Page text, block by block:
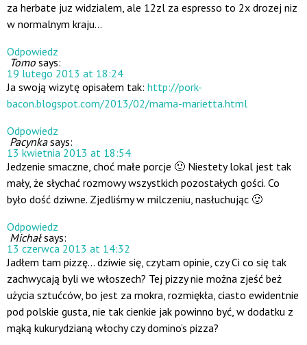
za herbate juz widzialem, ale 12zl za espresso to 2x drozej niz
w normalnym kraju…
Odpowiedz
Tomo says:
19 lutego 2013 at 18:24
Ja swoją wizytę opisałem tak: http://pork-
bacon.blogspot.com/2013/02/mama-marietta.html
Odpowiedz
Pacynka says:
13 kwietnia 2013 at 18:54
Jedzenie smaczne, choć małe porcje 🙂 Niestety lokal jest tak
mały, że słychać rozmowy wszystkich pozostałych gości. Co
było dość dziwne. Zjedliśmy w milczeniu, nasłuchując 🙂
Odpowiedz
Michał says:
13 czerwca 2013 at 14:32
Jadłem tam pizzę… dziwie się, czytam opinie, czy Ci co się tak
zachwycają byli we włoszech? Tej pizzy nie można zjeść beż
użycia sztućców, bo jest za mokra, rozmiękła, ciasto ewidentnie
pod polskie gusta, nie tak cienkie jak powinno być, w dodatku z
mąką kukurydzianą włochy czy domino’s pizza?